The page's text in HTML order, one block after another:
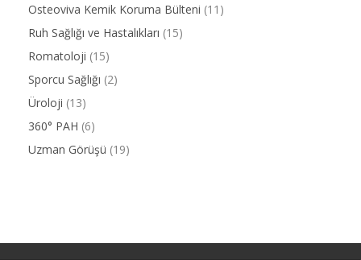
Osteoviva Kemik Koruma Bülteni (11)
Ruh Sağlığı ve Hastalıkları (15)
Romatoloji (15)
Sporcu Sağlığı (2)
Üroloji (13)
360° PAH (6)
Uzman Görüşü (19)